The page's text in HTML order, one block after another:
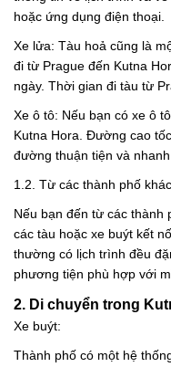
hoặc ứng dụng điện thoại.
Xe lửa: Tàu hoả cũng là
đi từ Prague đến Kutna
ngày. Thời gian đi tàu từ
Xe ô tô: Nếu bạn có xe ô
Kutna Hora. Đường cao
đường thuận tiện và
1.2. Từ các thành phố khác
Nếu bạn đến từ các thành
các tàu hoặc xe buýt kết
thường có lịch trình đều
phương tiện phù hợp với
2. Di chuyển trong
Xe buýt:
Thành phố có một hệ